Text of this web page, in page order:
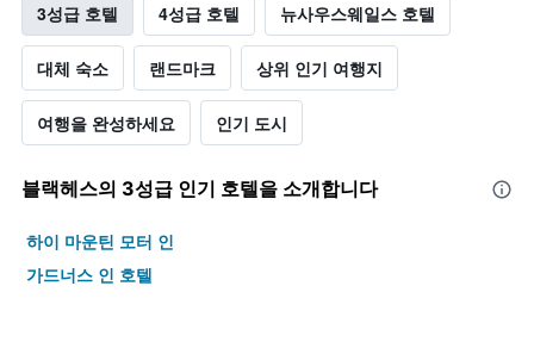
3성급 호텔 4성급 호텔 뉴사우스웨일스 호텔
대체 숙소 랜드마크 상위 인기 여행지
여행을 완성하세요 인기 도시
블랙헤스​의 3​성급 인기 호텔을 소개합니다
하이 마운틴 모터 인
가드너스 인 호텔